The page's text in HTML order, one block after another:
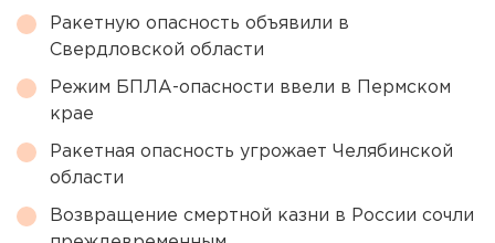
Ракетную опасность объявили в
Свердловской области
Режим БПЛА-опасности ввели в Пермском
крае
Ракетная опасность угрожает Челябинской
области
Возвращение смертной казни в России сочли